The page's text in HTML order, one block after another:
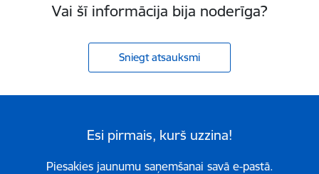
Vai šī informācija bija noderīga?
Sniegt atsauksmi
Esi pirmais, kurš uzzina!
Piesakies jaunumu saņemšanai savā e-pastā.